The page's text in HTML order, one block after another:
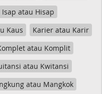
Isap atau Hisap
Kaus
Karier atau Karir
atau Komplit
atau Kwitansi
atau Mangkok